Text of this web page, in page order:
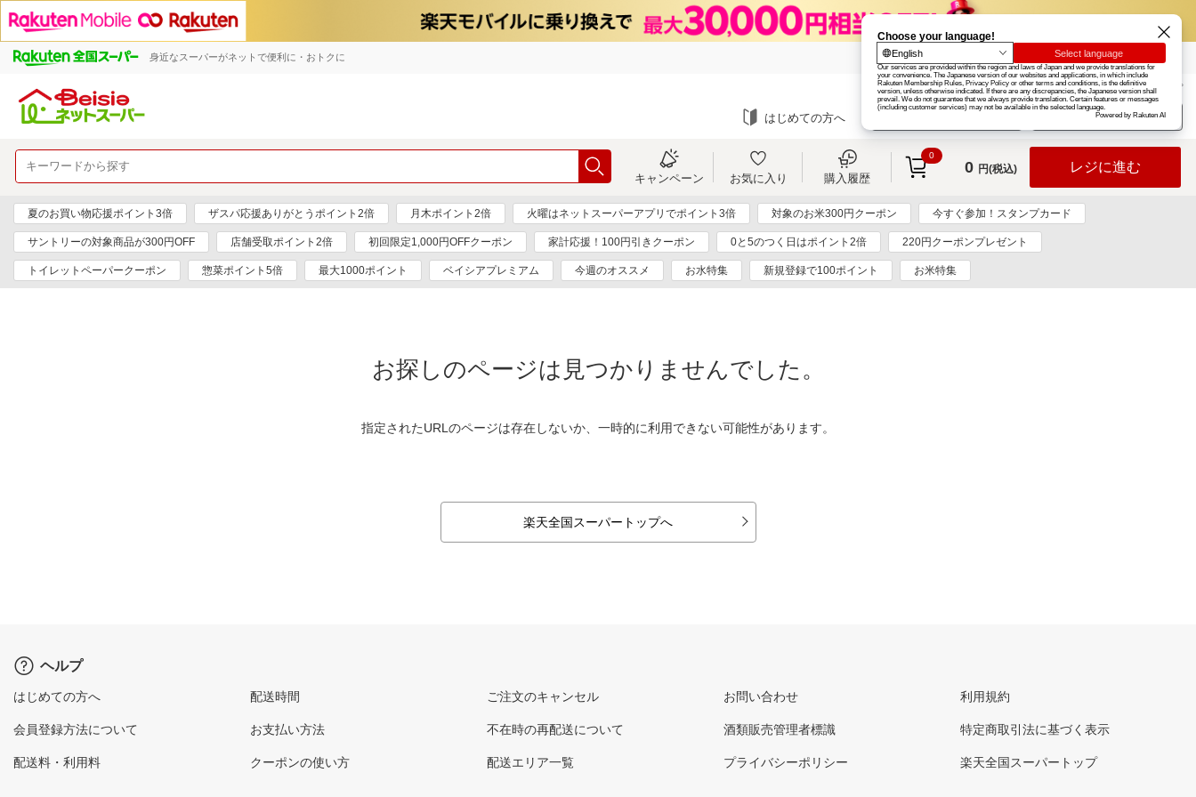
身近なスーパーがネットで便利に・おトクに 楽天グループ カード
お知らせ ヘルプ
はじめての方へ ログイン
キャンペーン お気に入り 購入履歴
0
0 円(税込) レジに進む
夏のお買い物応援ポイント3倍 ザスパ応援ありがとうポイント2倍 月木ポイント2倍 火曜はネットスーパーアプリでポイント3倍 対象のお米300円クーポン 今すぐ参加！スタンプカード
サントリーの対象商品が300円OFF 店舗受取ポイント2倍 初回限定1,000円OFFクーポン 家計応援！100円引きクーポン 0と5のつく日はポイント2倍 220円クーポンプレゼント
トイレットペーパークーポン 惣菜ポイント5倍 最大1000ポイント ベイシアプレミアム 今週のオススメ お水特集 新規登録で100ポイント お米特集
お探しのページは見つかりませんでした。
指定されたURLのページは存在しないか、一時的に利用できない可能性があります。
楽天全国スーパートップへ
ヘルプ
はじめての方へ
会員登録方法について
配送料・利用料
配送時間
お支払い方法
クーポンの使い方
ご注文のキャンセル
不在時の再配送について
配送エリア一覧
お問い合わせ
酒類販売管理者標識
プライバシーポリシー
利用規約
特定商取引法に基づく表示
楽天全国スーパートップ